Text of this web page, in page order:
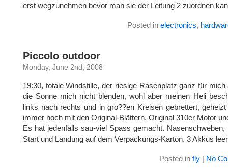
erst wegzunehmen bevor man sie der Leitung 2 zuordnen
Posted in electronics,
Piccolo outdoor
Monday, June 2nd, 2008
19:30, totale Windstille, der riesige Rasenplatz ganz für
die Sonne mich nicht blenden, wohl aber meinen Heli
links nach rechts und in gro??en Kreisen gebrettert,
immer noch mit den Original-Blättern, Original 310er Motor
Es hat jedenfalls sau-viel Spass gemacht.
Start und Landung auf dem Verpackungs-Karton. 3 Akkus
Posted in fly| No